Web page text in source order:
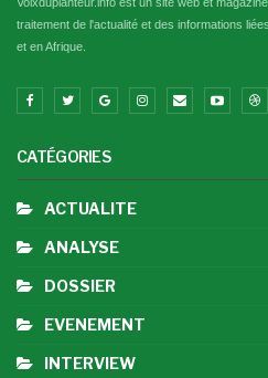
traitement de l'actualité et des informations
et en Afrique.
CATÉGORIES
ACTUALITE
ANALYSE
DOSSIER
EVENEMENT
INTERVIEW